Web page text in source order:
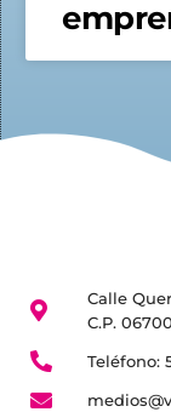
Calle
C.P.
Teléfono: